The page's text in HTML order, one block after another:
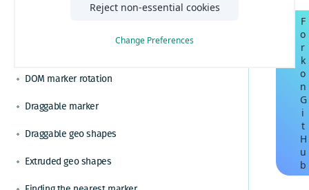
ルでマップをカスタマイズする
日本のデータを含む地図を表示する
KMLで地図コンテンツを強化する
HERE Indoor Mapを統合する
ジオコーディングと住所の検索を解決する
びRollupをバンドルする
検索に切り替える
DOM marker rotation
Draggable marker
Draggable geo shapes
Extruded geo shapes
F
o
r
k
o
n
G
i
t
H
u
b
Reject non-essential cookies
Change Preferences